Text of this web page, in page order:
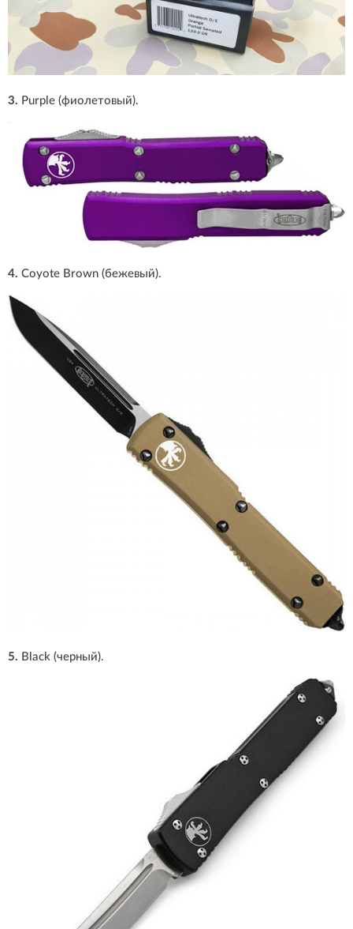
3. Purple (фиолетовый).
4. Coyote Brown (бежевый).
5. Black (черный).